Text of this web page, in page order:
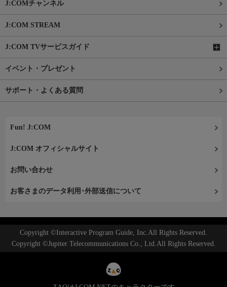
J:COMチャンネル
J:COM STREAM
J:COM TVサービスガイド
イベント・プレゼント
サポート・よくある質問
Fun! J:COM
J:COM オフィシャルサイト
お問い合わせ
お客さまのデータ利用･外部送信について
Copyright ©Interactive Program Guide, Inc.All Rights Reserved.
Copyright ©Jupiter Telecommunications Co., Ltd.All Rights Reserved.